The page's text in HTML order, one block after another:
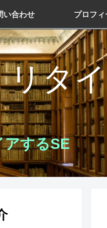
タ
するSE
い合わせ プロフィ